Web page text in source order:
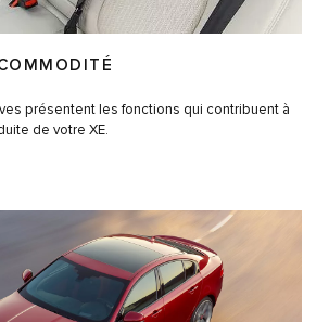
présentent les fonctions qui contribuent à
de votre XE.